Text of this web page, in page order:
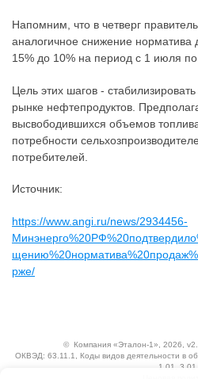
Напомним, что в четверг
аналогичное снижение норматива
15% до 10% на период с 1 июля по
Цель этих шагов -
рынке нефтепродуктов.
высвободившихся объемов
потребности
потребителей.
Источник:
https://www.angi.ru/news/2934456-
рже/
© Компания «Эталон-1» , 2026,
ОКВЭД: 63.11.1, Коды видов деятельности в
1.01, 3.01